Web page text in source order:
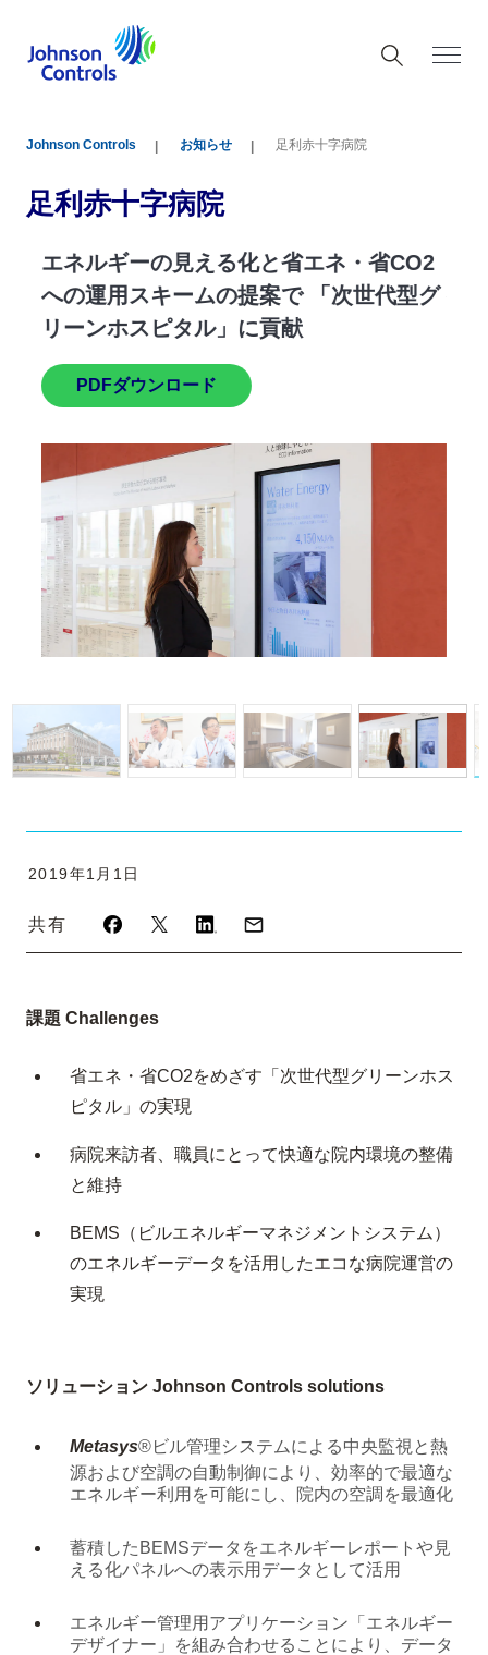
Johnson Controls お知らせ 足利赤十字病院
足利赤十字病院
ーの見える化と省エネ・省CO2
スキームの提案で 「次世代型グ
スピタル」に貢献
ウンロード
エネルギーの
への運用スキ
2019年1月1日
共有
課題 Challenges
省エネ・省CO2をめざす「次世代型グリーンホス
ピタル」の実現
病院来訪者、職員にとって快適な院内環境の整備
と維持
BEMS（ビルエネルギーマネジメントシステム）
のエネルギーデータを活用したエコな病院運営の
実現
ソリューション Johnson Controls solutions
Metasys®ビル管理システムによる中央監視と熱
源および空調の自動制御により、効率的で最適な
エネルギー利用を可能にし、院内の空調を最適化
蓄積したBEMSデータをエネルギーレポートや見
える化パネルへの表示用データとして活用
エネルギー管理用アプリケーション「エネルギー
デザイナー」を組み合わせることにより、データ